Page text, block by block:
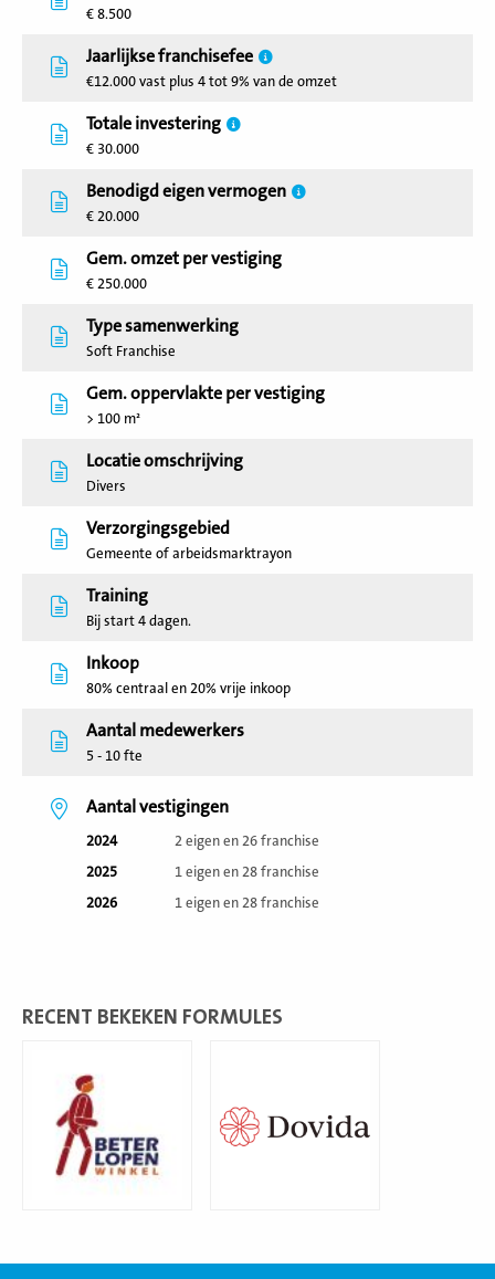
€ 8.500
Jaarlijkse franchisefee
€12.000 vast plus 4 tot 9% van de omzet
Totale investering
€ 30.000
Benodigd eigen vermogen
€ 20.000
Gem. omzet per vestiging
€ 250.000
Type samenwerking
Soft Franchise
Gem. oppervlakte per vestiging
> 100 m²
Locatie omschrijving
Divers
Verzorgingsgebied
Gemeente of arbeidsmarktrayon
Training
Bij start 4 dagen.
Inkoop
80% centraal en 20% vrije inkoop
Aantal medewerkers
5 - 10 fte
Aantal vestigingen
2024
2 eigen en 26 franchise
2025
1 eigen en 28 franchise
2026
1 eigen en 28 franchise
RECENT BEKEKEN FORMULES